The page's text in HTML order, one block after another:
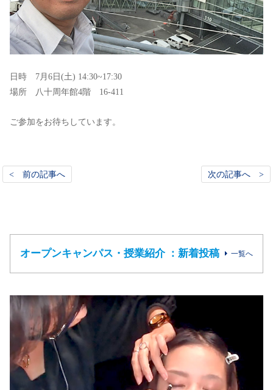
日時 7月6日(土) 14:30~17:30
場所 八十周年館4階 16-411
ご参加をお待ちしています。
< 前の記事へ 次の記事へ >
オープンキャンパス・授業紹介 ：新着投稿 一覧へ